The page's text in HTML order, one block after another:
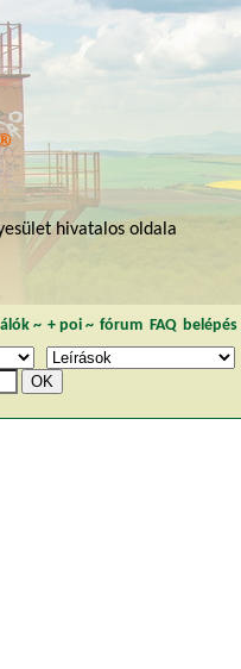
hivatalos oldala
~ + poi~ fórum FAQ belépés